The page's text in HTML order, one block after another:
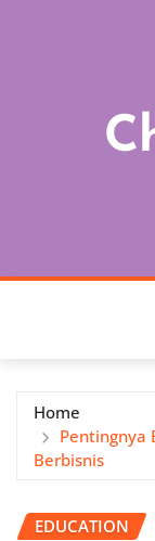
Home
Pentingnya
Berbisnis
EDUCATION